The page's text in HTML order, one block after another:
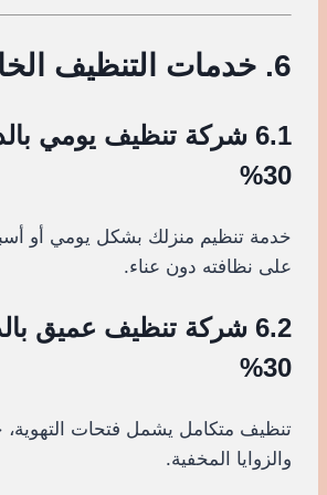
6. خدمات التنظيف الخاصة
6.1 شركة تنظيف يومي
30%
خدمة تنظيم منزلك بشكل يومي أو
على نظافته دون عناء.
6.2 شركة تنظيف عميق
30%
تنظيف متكامل يشمل فتحات التهوية،
والزوايا المخفية.